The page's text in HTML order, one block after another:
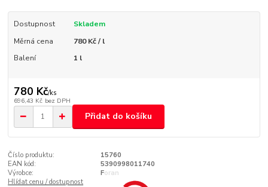
Dostupnost
Skladem
Měrná cena
780 Kč / l
Balení
1 l
780 Kč/ks
696,43 Kč bez DPH
Přidat do košíku
Číslo produktu:
15760
EAN kód:
5390998011740
Výrobce:
Foran
Hlídat cenu / dostupnost